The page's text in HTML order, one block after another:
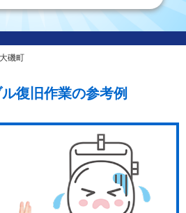
磯町
復旧作業の参考例